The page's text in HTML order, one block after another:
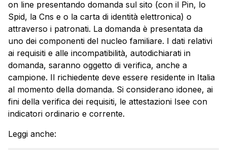
on line presentando domanda sul sito (con il Pin, lo
Spid, la Cns e o la carta di identità elettronica) o
attraverso i patronati. La domanda è presentata da
uno dei componenti del nucleo familiare. I dati relativi
ai requisiti e alle incompatibilità, autodichiarati in
domanda, saranno oggetto di verifica, anche a
campione. Il richiedente deve essere residente in Italia
al momento della domanda. Si considerano idonee, ai
fini della verifica dei requisiti, le attestazioni Isee con
indicatori ordinario e corrente.
Leggi anche: